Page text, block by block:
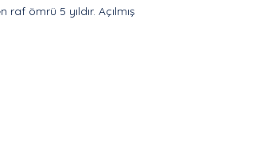
ömrü 5 yıldır. Açılmış